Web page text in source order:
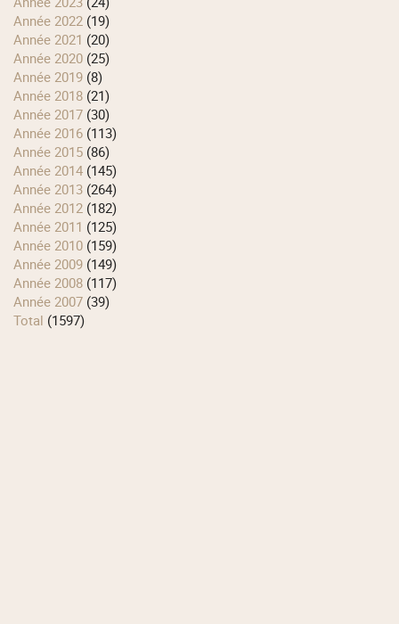
année 2022 (19)
année 2021 (20)
année 2020 (25)
année 2019 (8)
année 2018 (21)
année 2017 (30)
année 2016 (113)
année 2015 (86)
année 2014 (145)
année 2013 (264)
année 2012 (182)
année 2011 (125)
année 2010 (159)
année 2009 (149)
année 2008 (117)
année 2007 (39)
total (1597)